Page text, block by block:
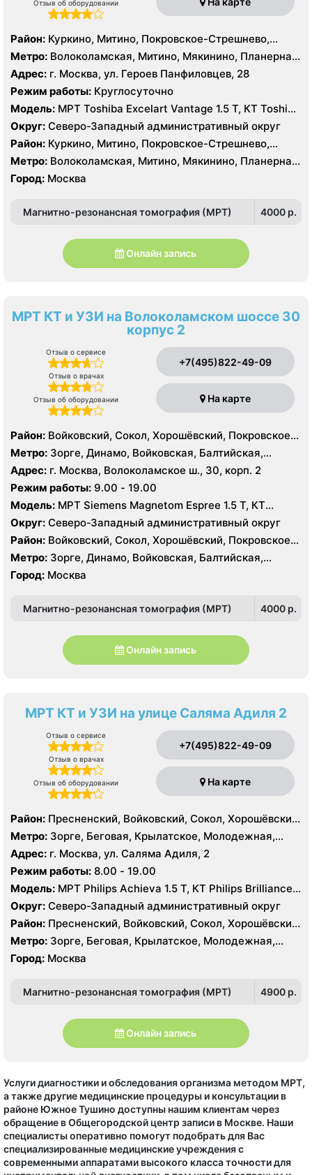
Отзыв об оборудовании
Район: Куркино, Митино, Покровское-Стрешнево,
Северное Тушино, Строгино, Южное Тушино
Метро: Волоколамская, Митино, Мякинино, Планерная,
Пятницкое шоссе, Спартак, Строгино, Сходненская,
Тушинская, Щукинская
Адрес: г. Москва, ул. Героев Панфиловцев, 28
Режим работы: Круглосуточно
Модель: МРТ Toshiba Excelart Vantage 1.5 Т, КТ Toshiba
AQUILION RXL 16 срезов
Округ: Северо-Западный административный округ
Район: Куркино, Митино, Покровское-Стрешнево,
Северное Тушино, Строгино, Южное Тушино
Метро: Волоколамская, Митино, Мякинино, Планерная,
Пятницкое шоссе, Спартак, Строгино, Сходненская,
Тушинская, Щукинская
Город: Москва
Магнитно-резонансная томография (МРТ) 4000 p.
Онлайн запись
МРТ КТ и УЗИ на Волоколамском шоссе 30
корпус 2
Отзыв о сервисе
Отзыв о врачах
Отзыв об оборудовании
+7(495)822-49-09
На карте
Район: Войковский, Сокол, Хорошёвский, Покровское-
Стрешнево, Северное Тушино, Хорошёво-Мнёвники,
Щукино, Южное Тушино
Метро: Зорге, Динамо, Войковская, Балтийская,
Аэропорт, Октябрьское поле, Панфиловская,
Петровский парк, Сокол, Спартак, Стрешнево,
Строгино, Тушинская, ЦСКА, Щукинская
Адрес: г. Москва, Волоколамское ш., 30, корп. 2
Режим работы: 9.00 - 19.00
Модель: МРТ Siemens Magnetom Espree 1.5 Т, КТ
Siemens Somatom 40, срезов УЗИ Siemens Acuson
Antares
Округ: Северо-Западный административный округ
Район: Войковский, Сокол, Хорошёвский, Покровское-
Стрешнево, Северное Тушино, Хорошёво-Мнёвники,
Щукино, Южное Тушино
Метро: Зорге, Динамо, Войковская, Балтийская,
Аэропорт, Октябрьское поле, Панфиловская,
Петровский парк, Сокол, Спартак, Стрешнево,
Город: Москва
Магнитно-резонансная томография (МРТ) 4000 p.
Онлайн запись
МРТ КТ и УЗИ на улице Саляма Адиля 2
Отзыв о сервисе
Отзыв о врачах
Отзыв об оборудовании
+7(495)822-49-09
На карте
Район: Пресненский, Войковский, Сокол, Хорошёвский,
Крылатское, Кунцево, Филёвский Парк, Северное
Тушино, Строгино, Хорошёво-Мнёвники, Щукино,
Южное Тушино
Метро: Зорге, Беговая, Крылатское, Молодежная,
Октябрьское поле, Панфиловская, Полежаевская,
Хорошево, Хорошевская, ЦСКА, Щукинская, Мнёвники,
Народное Ополчение
Адрес: г. Москва, ул. Саляма Адиля, 2
Режим работы: 8.00 - 19.00
Модель: МРТ Philips Achieva 1.5 T, КТ Philips Brilliance
64 среза, УЗИ GE Voluson E8, ESAOTE MYLAB TWICE
Округ: Северо-Западный административный округ
Район: Пресненский, Войковский, Сокол, Хорошёвский,
Крылатское, Кунцево, Филёвский Парк, Северное
Тушино, Строгино, Хорошёво-Мнёвники, Щукино,
Южное Тушино
Метро: Зорге, Беговая, Крылатское, Молодежная,
Октябрьское поле, Панфиловская, Полежаевская,
Хорошево, Хорошевская, ЦСКА, Щукинская, Мнёвники,
Город: Москва
Магнитно-резонансная томография (МРТ) 4900 p.
Онлайн запись
Услуги диагностики и обследования организма методом МРТ,
а также другие медицинские процедуры и консультации в
районе Южное Тушино доступны нашим клиентам через
обращение в Общегородской центр записи в Москве. Наши
специалисты оперативно помогут подобрать для Вас
специализированные медицинские учреждения с
современными аппаратами высокого класса точности для